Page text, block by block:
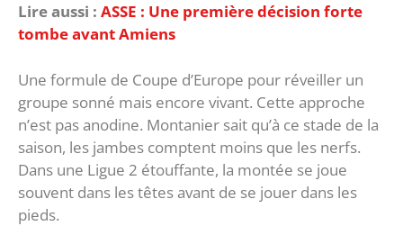
Lire aussi : ASSE : Une première décision forte
tombe avant Amiens
Une formule de Coupe d’Europe pour réveiller un
groupe sonné mais encore vivant. ‎Cette approche
n’est pas anodine. Montanier sait qu’à ce stade de la
saison, les jambes comptent moins que les nerfs.
Dans une Ligue 2 étouffante, la montée se joue
souvent dans les têtes avant de se jouer dans les
pieds.